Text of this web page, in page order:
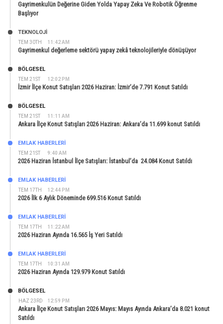
Gayrimenkulün Değerine Giden Yolda Yapay Zeka Ve Robotik Öğrenme
Başlıyor
TEM 30TH 11:42 AM
TEKNOLOJİ
Gayrimenkul değerleme sektörü yapay zekâ teknolojileriyle dönüşüyor
TEM 21ST 12:02 PM
BÖLGESEL
İzmir İlçe Konut Satışları 2026 Haziran: İzmir’de 7.791 Konut Satıldı
TEM 21ST 11:11 AM
BÖLGESEL
Ankara İlçe Konut Satışları 2026 Haziran: Ankara’da 11.699 konut Satıldı
TEM 21ST 9:40 AM
EMLAK HABERLERI
2026 Haziran İstanbul İlçe Satışları: İstanbul’da 24.084 Konut Satıldı
TEM 17TH 12:44 PM
EMLAK HABERLERI
2026 İlk 6 Aylık Döneminde 699.516 Konut Satıldı
TEM 17TH 11:22 AM
EMLAK HABERLERI
2026 Haziran Ayında 16.565 İş Yeri Satıldı
TEM 17TH 10:31 AM
EMLAK HABERLERI
2026 Haziran Ayında 129.979 Konut Satıldı
HAZ 23RD 12:59 PM
BÖLGESEL
Ankara İlçe Konut Satışları 2026 Mayıs: Mayıs Ayında Ankara’da 8.021 konut
Satıldı